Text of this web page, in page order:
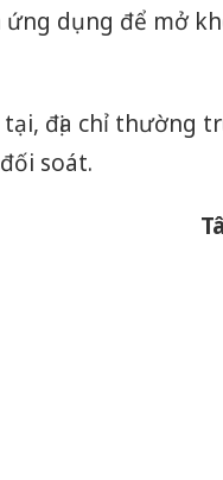
dụng để mở
địa chỉ thường
soát.